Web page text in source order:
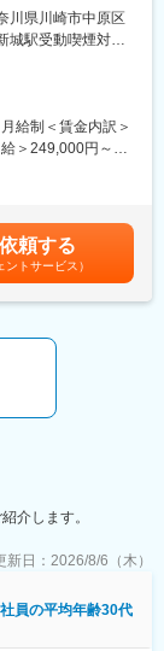
高める取り組みを
フォローを中心
を確認し、ケア
んでスキルUP
による定期面談
達成率だけでは
力がキャリアに
マネジメントへ
の入社が7割！充
ム制で働きやす
り！最大年４回
ャリア形成も可
、週次目標を立て
マネ）に対し
様との信頼関係
ズを発掘してい
り組みも実施し
フォローを中心
況を確認し、ケア
川県川崎市中原区
城駅受動喫煙対
所（リモートワ
給制＜賃金内訳＞
＞249,000円～
年目760万（月給44
であり、選考を
固定手当を含めた
頼する
ントサービス）
介します。
新日： 2026/8/6（木）
社員の平均年齢30代